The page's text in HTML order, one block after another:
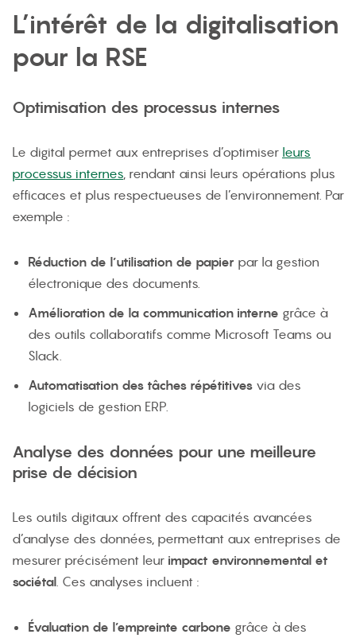
L’intérêt de la digitalisation
pour la RSE
Optimisation des processus internes
Le digital permet aux entreprises d’optimiser leurs
processus internes , rendant ainsi leurs opérations plus
efficaces et plus respectueuses de l’environnement. Par
exemple :
Réduction de l’utilisation de papier par la gestion
électronique des documents.
Amélioration de la communication interne grâce à
des outils collaboratifs comme Microsoft Teams ou
Slack.
Automatisation des tâches répétitives via des
logiciels de gestion ERP.
Analyse des données pour une meilleure
prise de décision
Les outils digitaux offrent des capacités avancées
d’analyse des données, permettant aux entreprises de
mesurer précisément leur impact environnemental et
sociétal . Ces analyses incluent :
Évaluation de l’empreinte carbone grâce à des